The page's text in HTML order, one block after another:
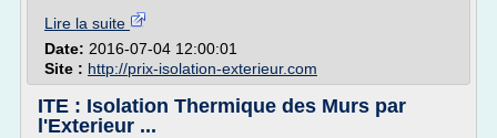
Lire la suite
Date: 2016-07-04 12:00:01
Site : http://prix-isolation-exterieur.com
ITE : Isolation Thermique des Murs par
l'Exterieur ...